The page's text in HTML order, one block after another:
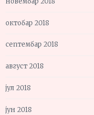
октобар 2018
септембар 2018
август 2018
јул 2018
јун 2018